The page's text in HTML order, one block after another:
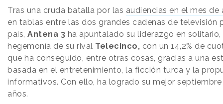
Tras una cruda batalla por las audiencias en el mes de
en tablas entre las dos grandes cadenas de televisión
país, Antena 3 ha apuntalado su liderazgo en
hegemonía de su rival Telecinco, con un 14,2% de
que ha conseguido, entre otras cosas, gracias a una
basada en el entretenimiento, la ficción turca y la
informativos. Con ello, ha logrado su mejor
años.